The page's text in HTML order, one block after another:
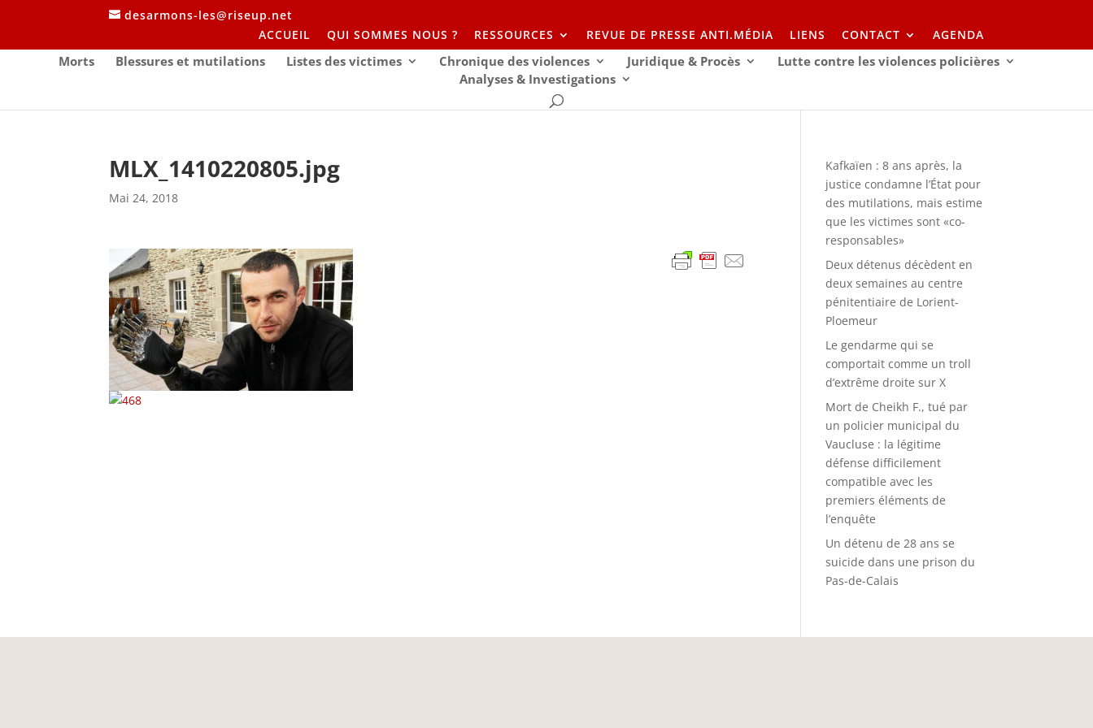
desarmons-les@riseup.net
ACCUEIL
QUI SOMMES NOUS ? RESSOURCES REVUE DE PRESSE ANTI.MÉDIA LIENS CONTACT AGENDA
Morts Blessures et mutilations Listes des victimes Chronique des violences Juridique & Procès
Lutte contre les violences policières
Analyses & Investigations
MLX_1410220805.jpg
Mai 24, 2018
Kafkaïen : 8 ans après, la
justice condamne l’État pour
des mutilations, mais estime
que les victimes sont «co-
responsables»
Deux détenus décèdent en
deux semaines au centre
pénitentiaire de Lorient-
Ploemeur
Le gendarme qui se
comportait comme un troll
d’extrême droite sur X
Mort de Cheikh F., tué par
un policier municipal du
Vaucluse : la légitime
défense difficilement
compatible avec les
premiers éléments de
l’enquête
Un détenu de 28 ans se
suicide dans une prison du
Pas-de-Calais